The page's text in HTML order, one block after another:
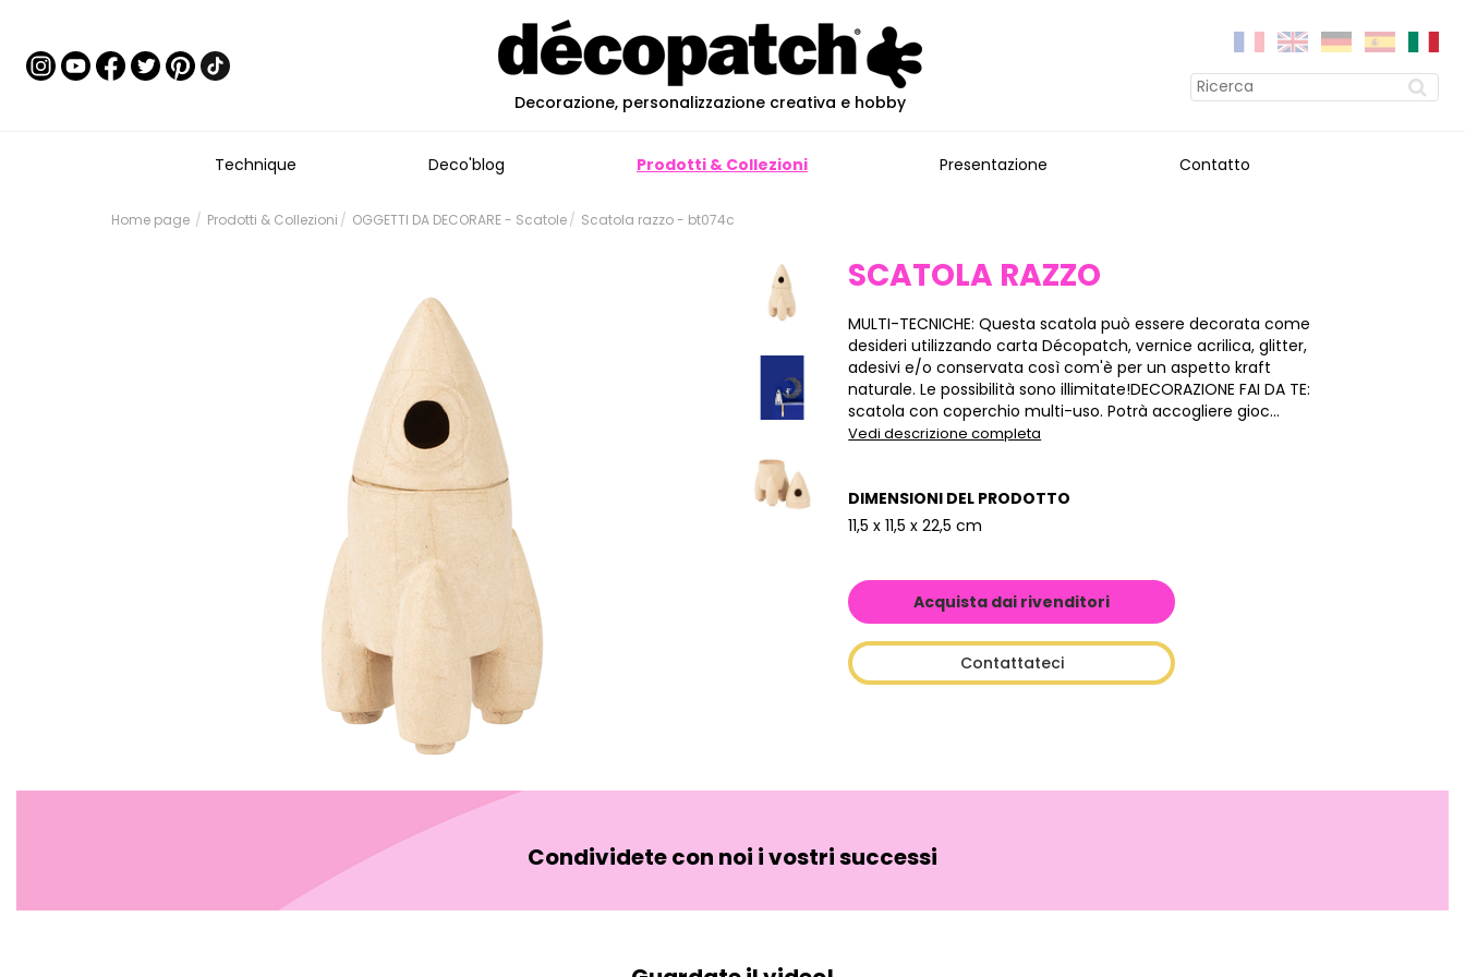
Decorazione, personalizzazione creativa e hobby
Technique Deco'blog Prodotti & Collezioni Presentazione Contatto
Home page Prodotti & Collezioni OGGETTI DA DECORARE - Scatole Scatola razzo - bt074c
SCATOLA RAZZO
MULTI-TECNICHE: Questa scatola può essere decorata come
desideri utilizzando carta Décopatch, vernice acrilica, glitter,
adesivi e/o conservata così com'è per un aspetto kraft
naturale. Le possibilità sono illimitate!DECORAZIONE FAI DA TE:
scatola con coperchio multi-uso. Potrà accogliere gioc...
Vedi descrizione completa
DIMENSIONI DEL PRODOTTO
11,5 x 11,5 x 22,5 cm
Acquista dai rivenditori
Contattateci
Condividete con noi i vostri successi